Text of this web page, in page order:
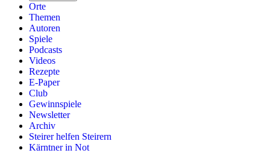
Orte
Themen
Autoren
Spiele
Podcasts
Videos
Rezepte
E-Paper
Club
Gewinnspiele
Newsletter
Archiv
Steirer helfen Steirern
Kärntner in Not